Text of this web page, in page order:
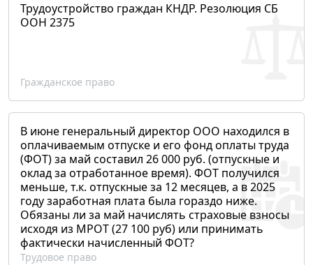
Трудоустройство граждан КНДР. Резолюция СБ
ООН 2375
Гражданское право
В июне генеральный директор ООО находился в
оплачиваемым отпуске и его фонд оплаты труда
(ФОТ) за май составил 26 000 руб. (отпускные и
оклад за отработанное время). ФОТ получился
меньше, т.к. отпускные за 12 месяцев, а в 2025
году заработная плата была гораздо ниже.
Обязаны ли за май начислять страховые взносы
исходя из МРОТ (27 100 руб) или принимать
фактически начисленный ФОТ?
Трудовое право